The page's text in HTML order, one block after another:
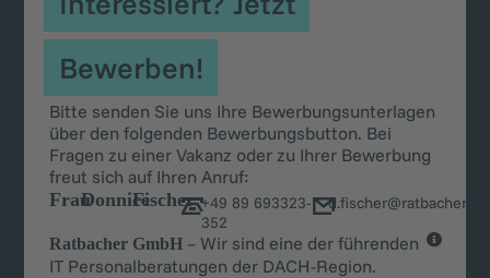
Bewerben!
Bitte senden Sie uns Ihre Bewerbungsunterlagen
über den folgenden Bewerbungsbutton. Bei
Fragen zu einer Vakanz oder zu Ihrer Bewerbung
freut sich auf Ihren Anruf:
FrauDonniceFischer +49 89 693323-
352
Ratbacher GmbH– Wir sind eine der führenden
IT Personalberatungen der DACH-Region.